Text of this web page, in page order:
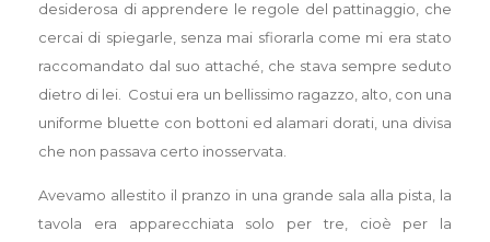
desiderosa di apprendere le regole del pattinaggio, che
cercai di spiegarle, senza mai sfiorarla come mi era stato
raccomandato dal suo attaché, che stava sempre seduto
dietro di lei. Costui era un bellissimo ragazzo, alto, con una
uniforme bluette con bottoni ed alamari dorati, una divisa
che non passava certo inosservata.
Avevamo allestito il pranzo in una grande sala alla pista, la
tavola era apparecchiata solo per tre, cioè per la